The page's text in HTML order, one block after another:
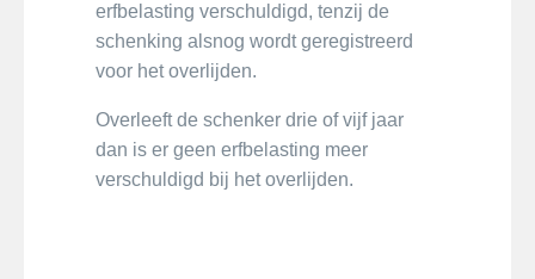
erfbelasting verschuldigd, tenzij de
schenking alsnog wordt geregistreerd
voor het overlijden.
Overleeft de schenker drie of vijf jaar
dan is er geen erfbelasting meer
verschuldigd bij het overlijden.